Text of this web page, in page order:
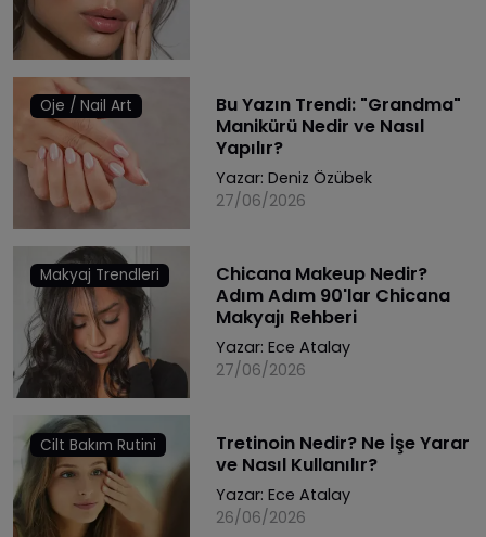
Oje / Nail Art
Bu Yazın Trendi: "Grandma"
Manikürü Nedir ve Nasıl
Yapılır?
Yazar: Deniz Özübek
27/06/2026
Makyaj Trendleri
Chicana Makeup Nedir?
Adım Adım 90'lar Chicana
Makyajı Rehberi
Yazar: Ece Atalay
27/06/2026
Cilt Bakım Rutini
Tretinoin Nedir? Ne İşe Yarar
ve Nasıl Kullanılır?
Yazar: Ece Atalay
26/06/2026